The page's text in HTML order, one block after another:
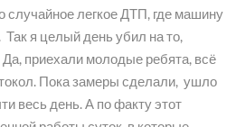
случайное легкое ДТП, где машину
Так я целый день убил на то,
приехали молодые ребята, всё
Пока замеры сделали, ушло
весь день. А по факту этот